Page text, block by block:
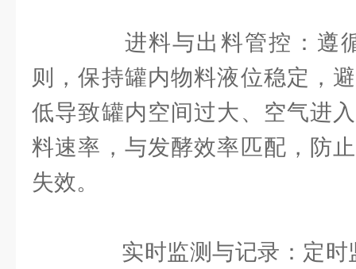
进料与出料管控：遵循
则，保持罐内物料液位稳定，
低导致罐内空间过大、空气进
料速率，与发酵效率匹配，防
失效。
实时监测与记录：定时